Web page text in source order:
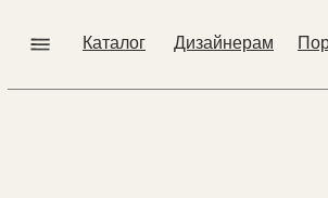
Каталог Дизайнерам